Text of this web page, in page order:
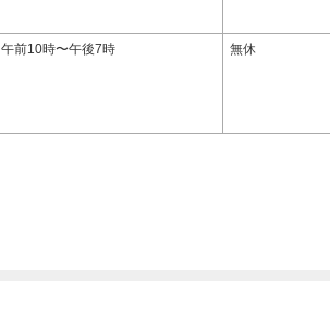
午前10時〜午後7時 無休